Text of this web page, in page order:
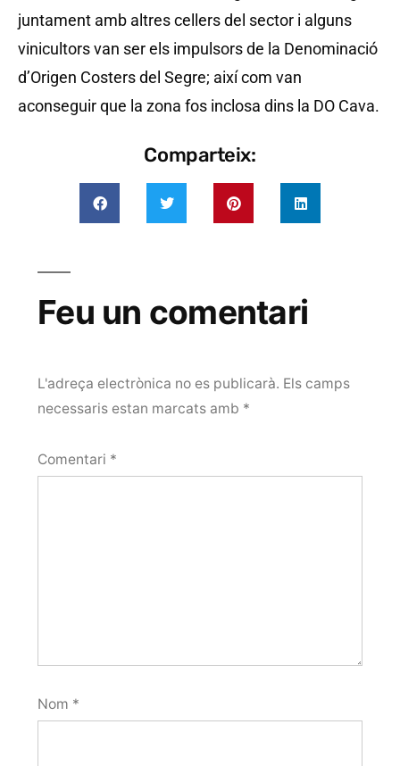
juntament amb altres cellers del sector i alguns
vinicultors van ser els impulsors de la Denominació
d’Origen Costers del Segre; així com van
aconseguir que la zona fos inclosa dins la DO Cava.
Comparteix:
Feu un comentari
L'adreça electrònica no es publicarà. Els camps
necessaris estan marcats amb *
Comentari *
Nom *